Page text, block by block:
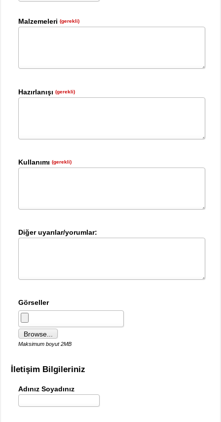
Malzemeleri(gerekli)
Hazırlanışı(gerekli)
Kullanımı(gerekli)
Diğer uyarılar/yorumlar:
Görseller
Browse...
Maksimum boyut 2MB
İletişim Bilgileriniz
Adınız Soyadınız